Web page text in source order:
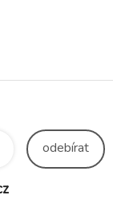
odebírat